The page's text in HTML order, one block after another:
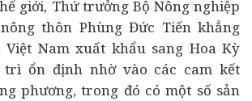
giới, Thứ trưởng Bộ Nông nghiệp
thôn Phùng Đức Tiến khẳng
Việt Nam xuất khẩu sang Hoa Kỳ
trì ổn định nhờ vào các cam kết
phương, trong đó có một số sản